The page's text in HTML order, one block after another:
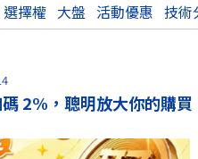
選擇權 大盤 活動優惠 技術
2%，聰明放大你的購買